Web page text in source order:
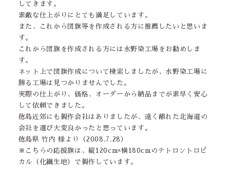
してきます。
素敵な仕上がりにとても満足しています。
また、これから団旗等を作成される方に推薦したいと思いま
す。
これから団旗を作成される方には水野染工場をお勧めしま
す。
ネット上で団旗作成について検索しましたが、水野染工場に
勝る工場は見つかりませんでした。
実際の仕上がり、価格、オーダーから納品までが素早く安心
して依頼できました。
徳島近郊にも製作会社はありましたが、遠く離れた北海道の
会社を選び大変良かったと思っています。
徳島県 竹内 様より（2008.7.28）
※こちらの応援旗は、縦120cm×横180cmのテトロントロピ
カル（化繊生地）で製作しています。